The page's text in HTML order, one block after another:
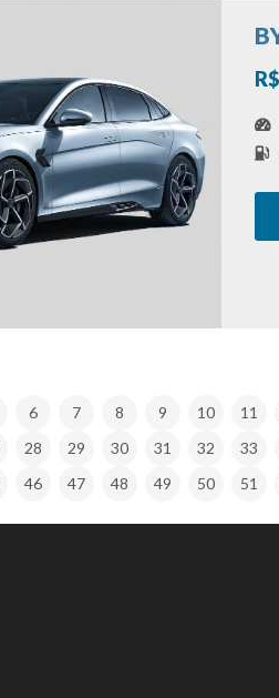
6 7 8 9 10 11
28 29 30 31 32 33
46 47 48 49 50 51